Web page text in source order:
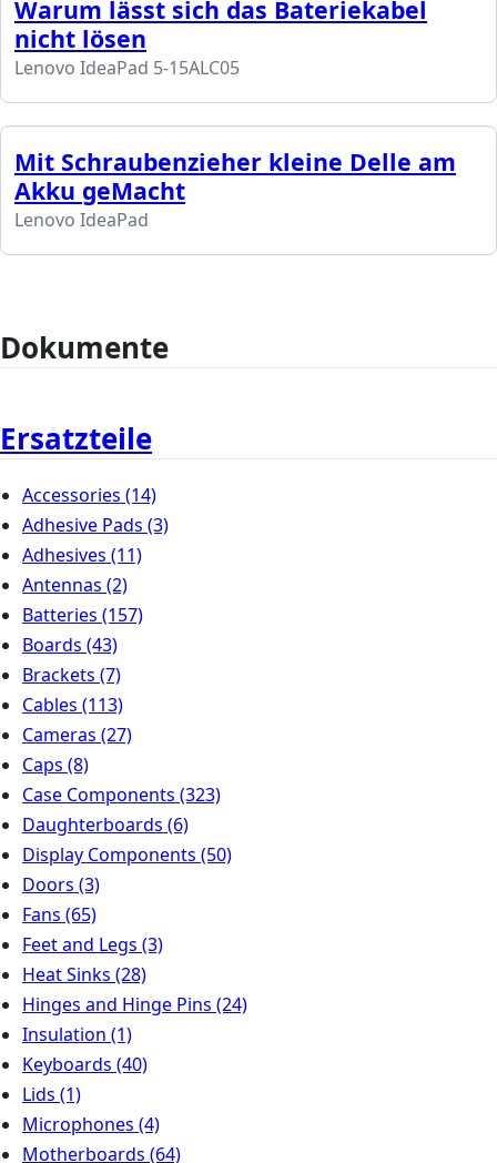
Warum lässt sich das Bateriekabel
nicht lösen
Lenovo IdeaPad 5-15ALC05
Mit Schraubenzieher kleine Delle am
Akku geMacht
Lenovo IdeaPad
Dokumente
Ersatzteile
Accessories (14)
Adhesive Pads (3)
Adhesives (11)
Antennas (2)
Batteries (157)
Boards (43)
Brackets (7)
Cables (113)
Cameras (27)
Caps (8)
Case Components (323)
Daughterboards (6)
Display Components (50)
Doors (3)
Fans (65)
Feet and Legs (3)
Heat Sinks (28)
Hinges and Hinge Pins (24)
Insulation (1)
Keyboards (40)
Lids (1)
Microphones (4)
Motherboards (64)